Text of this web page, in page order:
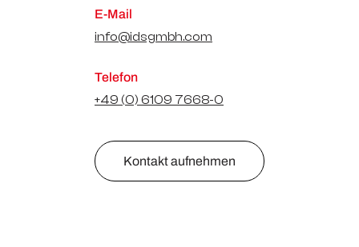
E-Mail
info@idsgmbh.com
Telefon
+49 (0) 6109 7668-0
Kontakt aufnehmen